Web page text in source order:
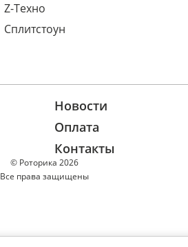
Z-Техно
Сплитстоун
© Роторика 2026
Все права защищены
Новости
Оплата
Контакты